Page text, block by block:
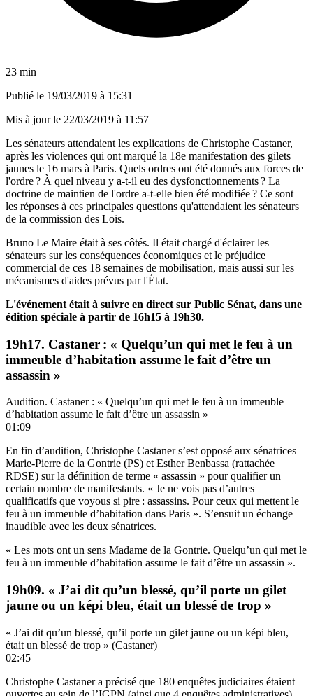
23 min
Publié le 19/03/2019 à 15:31
Mis à jour le 22/03/2019 à 11:57
Les sénateurs attendaient les explications de Christophe Castaner,
après les violences qui ont marqué la 18e manifestation des gilets
jaunes le 16 mars à Paris. Quels ordres ont été donnés aux forces de
l'ordre ? À quel niveau y a-t-il eu des dysfonctionnements ? La
doctrine de maintien de l'ordre a-t-elle bien été modifiée ? Ce sont
les réponses à ces principales questions qu'attendaient les sénateurs
de la commission des Lois.
Bruno Le Maire était à ses côtés. Il était chargé d'éclairer les
sénateurs sur les conséquences économiques et le préjudice
commercial de ces 18 semaines de mobilisation, mais aussi sur les
mécanismes d'aides prévus par l'État.
L'événement était à suivre en direct sur Public Sénat, dans une
édition spéciale à partir de 16h15 à 19h30.
19h17. Castaner : « Quelqu’un qui met le feu à un
immeuble d’habitation assume le fait d’être un
assassin »
Audition. Castaner : « Quelqu’un qui met le feu à un immeuble
d’habitation assume le fait d’être un assassin »
01:09
En fin d’audition, Christophe Castaner s’est opposé aux sénatrices
Marie-Pierre de la Gontrie (PS) et Esther Benbassa (rattachée
RDSE) sur la définition de terme « assassin » pour qualifier un
certain nombre de manifestants. « Je ne vois pas d’autres
qualificatifs que voyous si pire : assassins. Pour ceux qui mettent le
feu à un immeuble d’habitation dans Paris ». S’ensuit un échange
inaudible avec les deux sénatrices.
« Les mots ont un sens Madame de la Gontrie. Quelqu’un qui met le
feu à un immeuble d’habitation assume le fait d’être un assassin ».
19h09. « J’ai dit qu’un blessé, qu’il porte un gilet
jaune ou un képi bleu, était un blessé de trop »
« J’ai dit qu’un blessé, qu’il porte un gilet jaune ou un képi bleu,
était un blessé de trop » (Castaner)
02:45
Christophe Castaner a précisé que 180 enquêtes judiciaires étaient